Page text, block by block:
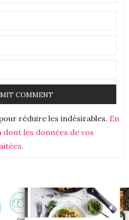
réduire les indésirables. En
les données de vos
.